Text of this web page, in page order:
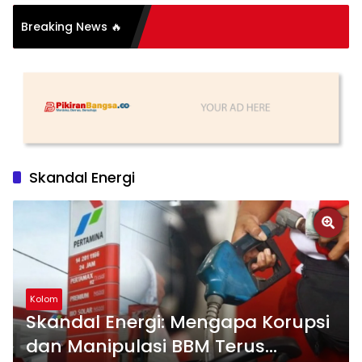
Breaking News 🔥
Organisasi: Antara
Substansi
Skandal Energi
Kolom
Skandal Energi: Mengapa Korupsi
dan Manipulasi BBM Terus